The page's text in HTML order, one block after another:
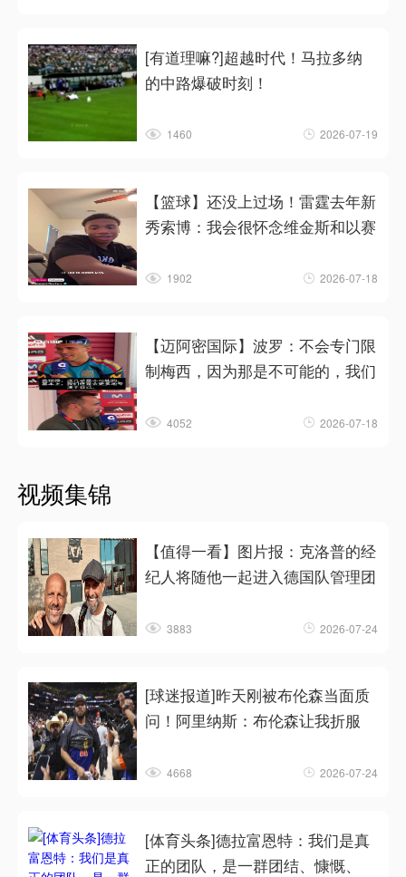
[有道理嘛?]超越时代！马拉多纳
的中路爆破时刻！
1460 2026-07-19
【篮球】还没上过场！雷霆去年新
秀索博：我会很怀念维金斯和以赛
1902 2026-07-18
【迈阿密国际】波罗：不会专门限
制梅西，因为那是不可能的，我们
4052 2026-07-18
视频集锦
【值得一看】图片报：克洛普的经
纪人将随他一起进入德国队管理团
3883 2026-07-24
[球迷报道]昨天刚被布伦森当面质
问！阿里纳斯：布伦森让我折服
4668 2026-07-24
[体育头条]德拉富恩特：我们是真
正的团队，是一群团结、慷慨、